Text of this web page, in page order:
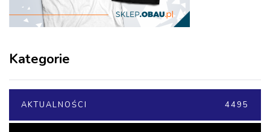
Kategorie
AKTUALNOŚCI 4495